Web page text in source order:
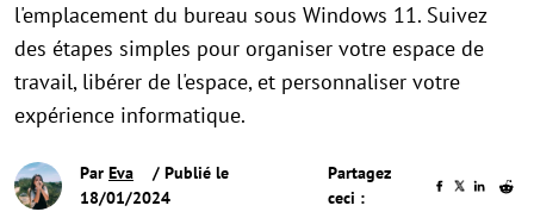
l'emplacement du bureau sous Windows 11. Suivez
des étapes simples pour organiser votre espace de
travail, libérer de l'espace, et personnaliser votre
expérience informatique.
Par Eva
/ Publié le
18/01/2024
Partagez
ceci :